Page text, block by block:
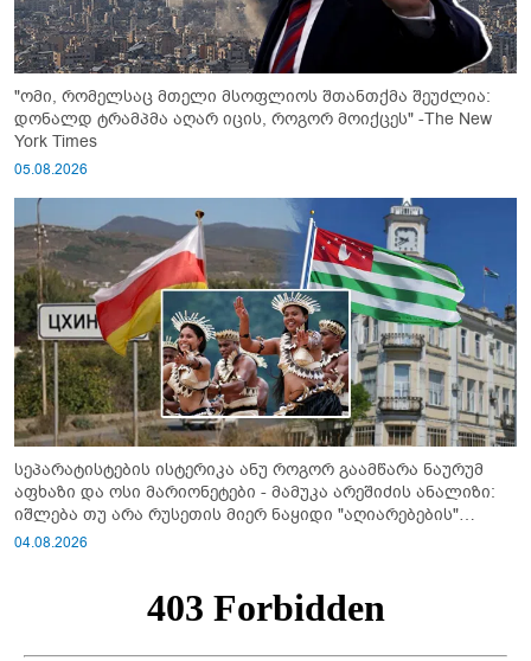
"ომი, რომელსაც მთელი მსოფლიოს შთანთქმა შეუძლია:
დონალდ ტრამპმა აღარ იცის, როგორ მოიქცეს" -The New
York Times
05.08.2026
სეპარატისტების ისტერიკა ანუ როგორ გაამწარა ნაურუმ
აფხაზი და ოსი მარიონეტები - მამუკა არეშიძის ანალიზი:
იშლება თუ არა რუსეთის მიერ ნაყიდი "აღიარებების"
სისტემა?!
04.08.2026